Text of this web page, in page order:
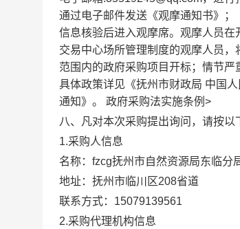
通过电子邮件发送《观摩通知书》
信息核验后进入观摩席。观摩人员
交易中心场所管理制度的观摩人员
范围内的政府采购项目开标；情节严
具体政策详见《抚州市财政局 中国
通知》。 政府采购法实施条例>
八、凡对本次采购提出询问，请按以
1.采购人信息
名称： fzcg抚州市自然资源局东临分
地址： 抚州市临川区208省道
联系方式： 15079139561
2.采购代理机构信息